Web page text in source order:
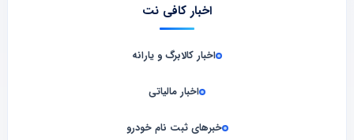
اخبار کافی نت
اخبار کالابرگ و یارانه
اخبار مالیاتی
خبرهای ثبت نام خودرو